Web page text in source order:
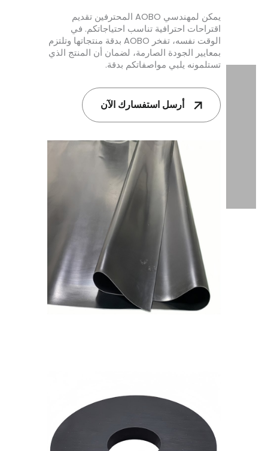
يمكن لمهندسي AOBO المحترفين تقديم
اقتراحات احترافية تناسب احتياجاتكم. في
الوقت نفسه، تفخر AOBO بدقة منتجاتها وتلتزم
بمعايير الجودة الصارمة، لضمان أن المنتج الذي
تستلمونه يلبي مواصفاتكم بدقة.
أرسل استفسارك الآن